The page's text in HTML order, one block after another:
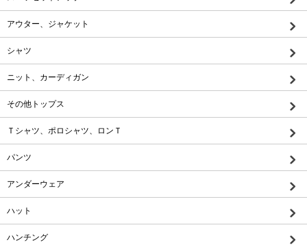
アウター、ジャケット
シャツ
ニット、カーディガン
その他トップス
Ｔシャツ、ポロシャツ、ロンＴ
パンツ
アンダーウェア
ハット
ハンチング